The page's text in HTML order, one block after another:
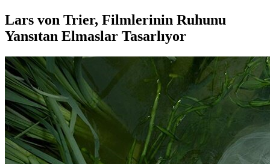
Lars von Trier, Filmlerinin Ruhunu
Yansıtan Elmaslar Tasarlıyor